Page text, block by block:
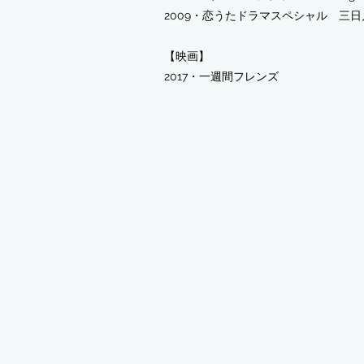
2009・恋うたドラマスペシャル 三日
【映画】
2017・一週間フレンズ